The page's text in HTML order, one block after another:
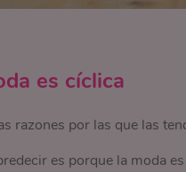
es cíclica
razones por las que las
es porque la moda